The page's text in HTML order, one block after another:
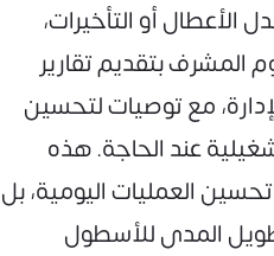
أو التأخيرات،
المشرف بتقديم تقارير
مع توصيات لتحسين
عند الحاجة. هذه
العمليات اليومية، بل
المدى للأسطول